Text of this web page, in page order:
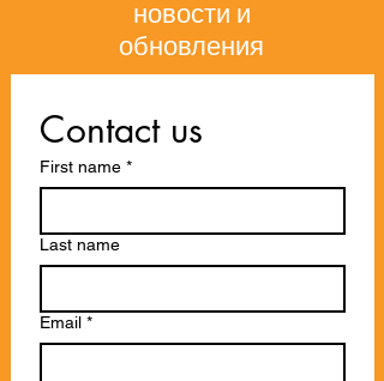
новости и
обновления
Contact us
First name *
Last name
Email *